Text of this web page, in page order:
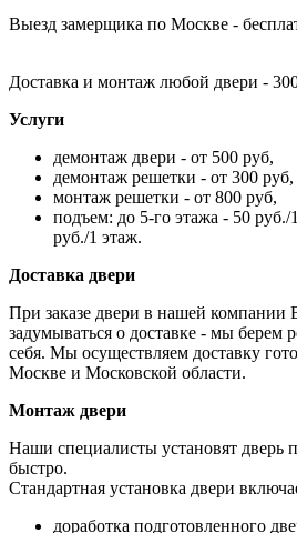
Выезд замерщика по Москве -
Доставка и монтаж любой двери -
Услуги
демонтаж двери - от 500 руб,
демонтаж решетки - от 300 руб,
монтаж решетки - от 800 руб,
подъем: до 5-го этажа - 50
руб./1 этаж.
Доставка двери
При заказе двери в нашей компании
задумываться о доставке - мы берем
себя. Мы осуществляем доставку
Москве и Московской области.
Монтаж двери
Наши специалисты установят дверь
быстро.
Стандартная установка двери
доработка подготовленного